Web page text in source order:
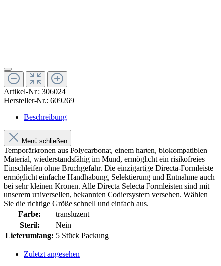
Artikel-Nr.: 306024
Hersteller-Nr.: 609269
Beschreibung
Menü schließen
Temporärkronen aus Polycarbonat, einem harten, biokompatiblen
Material, wiederstandsfähig im Mund, ermöglicht ein risikofreies
Einschleifen ohne Bruchgefahr. Die einzigartige Directa-Formleiste
ermöglicht einfache Handhabung, Selektierung und Entnahme auch
bei sehr kleinen Kronen. Alle Directa Selecta Formleisten sind mit
unserem universellen, bekannten Codiersystem versehen. Wählen
Sie die richtige Größe schnell und einfach aus.
Farbe:
transluzent
Steril:
Nein
Lieferumfang: 5 Stück Packung
Zuletzt angesehen